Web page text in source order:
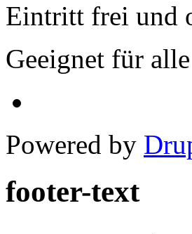
Eintritt frei und
Geeignet für
Powered by
footer-text